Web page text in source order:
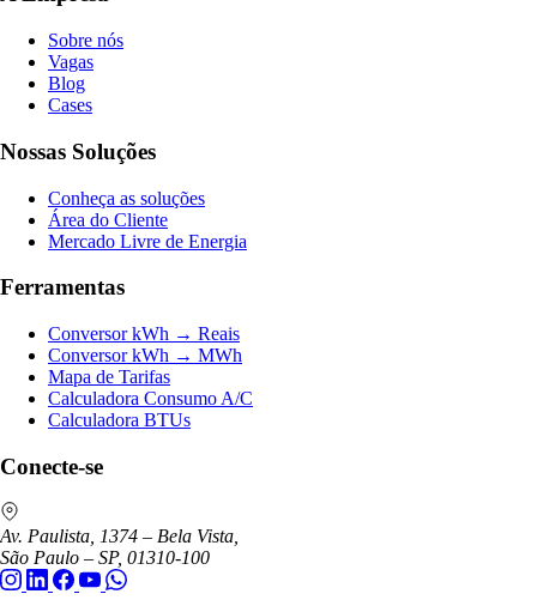
Sobre nós
Vagas
Blog
Cases
Nossas Soluções
Conheça as soluções
Área do Cliente
Mercado Livre de Energia
Ferramentas
Conversor kWh → Reais
Conversor kWh → MWh
Mapa de Tarifas
Calculadora Consumo A/C
Calculadora BTUs
Conecte-se
Av. Paulista, 1374 – Bela Vista,
São Paulo – SP, 01310-100